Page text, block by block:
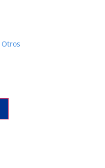
Otros